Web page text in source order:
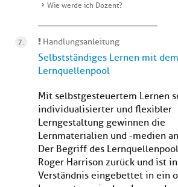
Wie werde ich Dozent?
Handlungsanleitung
Selbstständiges Lernen mit dem
Lernquellenpool
Mit selbstgesteuertem Lernen
individualisierter und flexibler
Lerngestaltung gewinnen die
Lernmaterialien und -medien
Der Begriff des
Roger Harrison zurück und ist
Verständnis eingebettet in ein